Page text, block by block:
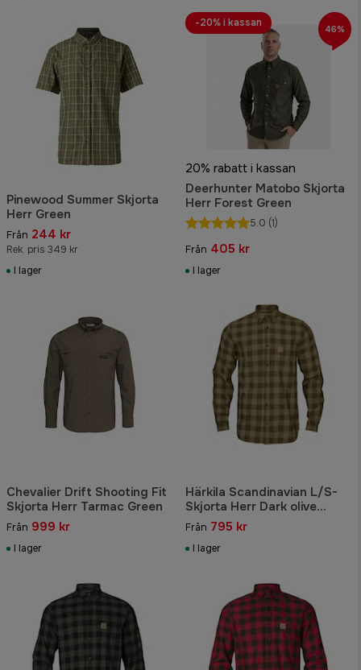
Pinewood Summer Skjorta
Herr Green
Från 244 kr
Rek. pris 349 kr
I lager
20% rabatt i kassan
Deerhunter Matobo Skjorta
Herr Forest Green
5.0 (1)
Från 405 kr
I lager
-20% i kassan 46%
Chevalier Drift Shooting Fit
Skjorta Herr Tarmac Green
Från 999 kr
I lager
Härkila Scandinavian L/S-
Skjorta Herr Dark olive
check
Från 795 kr
I lager